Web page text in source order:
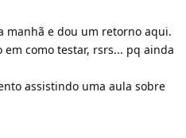
manhã e dou um retorno aqui.
como testar, rsrs... pq ainda
assistindo uma aula sobre